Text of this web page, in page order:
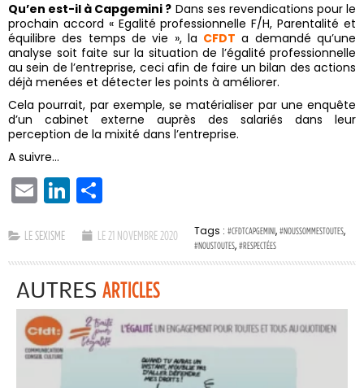
Qu’en est-il à Capgemini ? Dans ses revendications pour le
prochain accord « Egalité professionnelle F/H, Parentalité et
équilibre des temps de vie », la CFDT a demandé qu’une
analyse soit faite sur la situation de l’égalité professionnelle
au sein de l’entreprise, ceci afin de faire un bilan des actions
déjà menées et détecter les points à améliorer.
Cela pourrait, par exemple, se matérialiser par une enquête
d’un cabinet externe auprès des salariés dans leur
perception de la mixité dans l’entreprise.
A suivre…
EMAIL LINKEDIN
LE SEXISME LE 21 NOVEMBRE 2020 Tags : #CFDTCAPGEMINI, #NOUSSOMMESTOUTES,
#NOUSTOUTES, #RESPECTÉES
AUTRES ARTICLES